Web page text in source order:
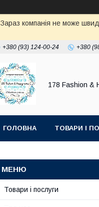
Зараз компанія не може
+380 (93) 124-00-24 +380
178 Fashion &
ГОЛОВНА ТОВАРИ І
Товари і послуги